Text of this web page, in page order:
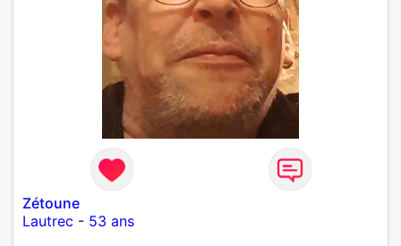
Zétoune
Lautrec - 53 ans